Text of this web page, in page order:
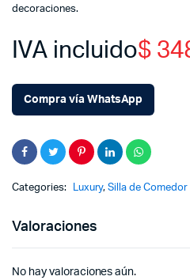
decoraciones.
$
IVA incluido
Compra vía WhatsApp
Categories: Luxury,Silla de Comedor
Valoraciones
No hay valoraciones aún.